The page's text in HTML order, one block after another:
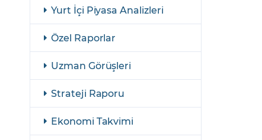
Yasal Bildirimler
GCM Borsa Trader Eğitim Videoları
Yurt İçi Piyasa Analizleri
Özel Raporlar
Uzman Görüşleri
Strateji Raporu
Ekonomi Takvimi